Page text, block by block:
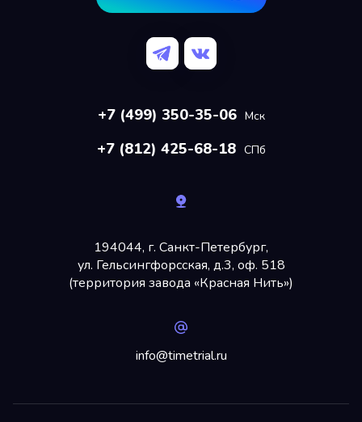
+7 (499) 350-35-06 Мск
+7 (812) 425-68-18 СПб
194044, г. Санкт-Петербург,
ул. Гельсингфорсская, д.3, оф. 518
(территория завода «Красная Нить»)
info@timetrial.ru